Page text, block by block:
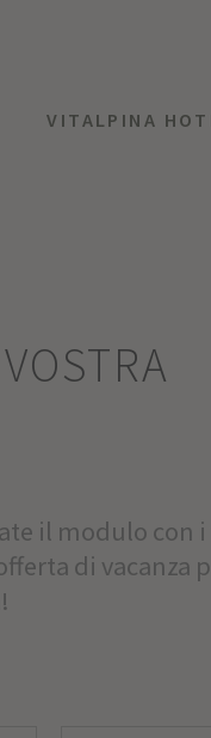
VITALPINA
il modulo con
di vacanza